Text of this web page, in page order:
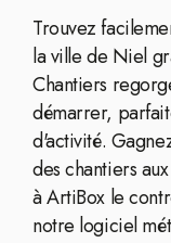
Trouvez
la ville de Niel
Chantiers
démarrer,
d'activité.
des chantiers
à ArtiBox le
notre logiciel